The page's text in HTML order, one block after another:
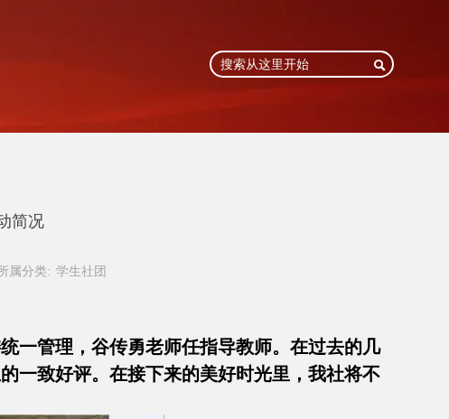

简况
属分类: 学生社团
一管理，谷传勇老师任指导教师。在过去的几
一致好评。在接下来的美好时光里，我社将不